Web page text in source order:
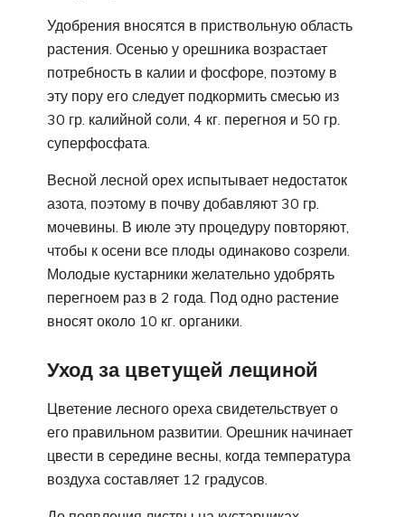
Удобрения вносятся в приствольную область
растения. Осенью у орешника возрастает
потребность в калии и фосфоре, поэтому в
эту пору его следует подкормить смесью из
30 гр. калийной соли, 4 кг. перегноя и 50 гр.
суперфосфата.
Весной лесной орех испытывает недостаток
азота, поэтому в почву добавляют 30 гр.
мочевины. В июле эту процедуру повторяют,
чтобы к осени все плоды одинаково созрели.
Молодые кустарники желательно удобрять
перегноем раз в 2 года. Под одно растение
вносят около 10 кг. органики.
Уход за цветущей лещиной
Цветение лесного ореха свидетельствует о
его правильном развитии. Орешник начинает
цвести в середине весны, когда температура
воздуха составляет 12 градусов.